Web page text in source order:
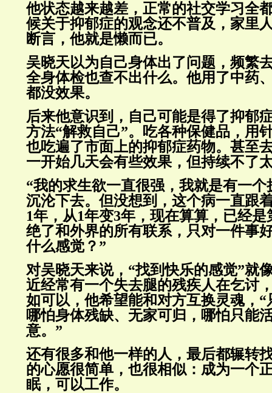
他状态越来越差，正常的社交学习全
候关于抑郁症的观念还不普及，家里
断言，他就是懒而已。
吴晓天以为自己身体出了问题，频繁
全身体检也查不出什么。他用了中药
都没效果。
后来他意识到，自己可能是得了抑郁
方法“解救自己”。吃各种保健品，用
也吃遍了市面上的抑郁症药物。甚至
一开始几天会有些效果，但持续不了
“我的求生欲一直很强，我就是有一
沉沦下去。但没想到，这个病一直跟
1年，从1年变3年，现在算算，已经
绝了和外界的所有联系，只对一件事
什么感觉？”
对吴晓天来说，“找到快乐的感觉”就
近经常有一个失去腿的残疾人在乞讨
如可以，他希望能和对方互换灵魂，“
哪怕身体残缺、无家可归，哪怕只能
意。”
还有很多和他一样的人，最后都辗转
的心愿很简单，也很相似：成为一个
眠，可以工作。